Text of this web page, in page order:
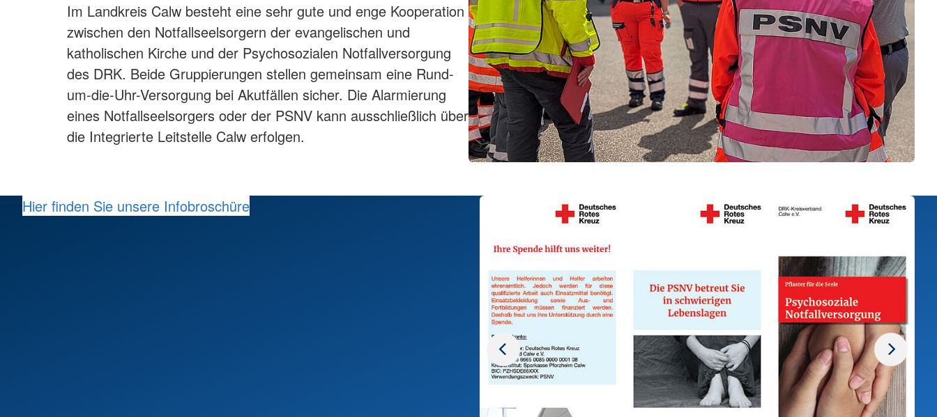
Im Landkreis Calw besteht eine sehr gute und enge Kooperation
zwischen den Notfallseelsorgern der evangelischen und
katholischen Kirche und der Psychosozialen Notfallversorgung
des DRK. Beide Gruppierungen stellen gemeinsam eine Rund-
um-die-Uhr-Versorgung bei Akutfällen sicher. Die Alarmierung
eines Notfallseelsorgers oder der PSNV kann ausschließlich über
die Integrierte Leitstelle Calw erfolgen.
Hier finden Sie unsere Infobroschüre